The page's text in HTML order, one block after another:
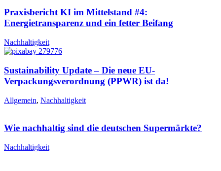
Praxisbericht KI im Mittelstand #4:
Energietransparenz und ein fetter Beifang
Nachhaltigkeit
Sustainability Update – Die neue EU-
Verpackungsverordnung (PPWR) ist da!
Allgemein, Nachhaltigkeit
Wie nachhaltig sind die deutschen Supermärkte?
Nachhaltigkeit